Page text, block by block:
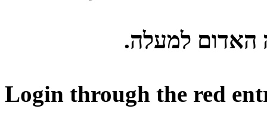
האדום למעלה.
Login through the red